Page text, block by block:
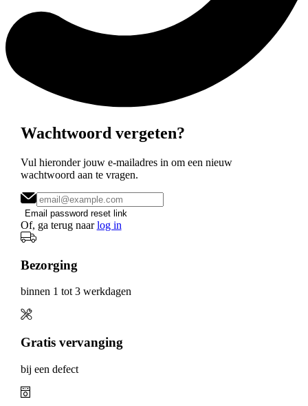
Wachtwoord vergeten?
Vul hieronder jouw e-mailadres in om een nieuw
wachtwoord aan te vragen.
Email password reset link
Of, ga terug naarlog in
Bezorging
binnen 1 tot 3 werkdagen
Gratis vervanging
bij een defect